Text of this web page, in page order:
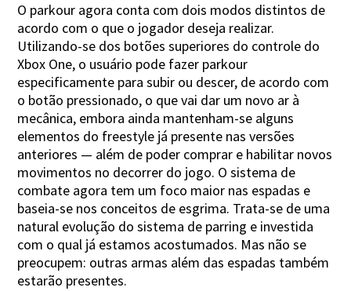
O parkour agora conta com dois modos distintos de
acordo com o que o jogador deseja realizar.
Utilizando-se dos botões superiores do controle do
Xbox One, o usuário pode fazer parkour
especificamente para subir ou descer, de acordo com
o botão pressionado, o que vai dar um novo ar à
mecânica, embora ainda mantenham-se alguns
elementos do freestyle já presente nas versões
anteriores — além de poder comprar e habilitar novos
movimentos no decorrer do jogo. O sistema de
combate agora tem um foco maior nas espadas e
baseia-se nos conceitos de esgrima. Trata-se de uma
natural evolução do sistema de parring e investida
com o qual já estamos acostumados. Mas não se
preocupem: outras armas além das espadas também
estarão presentes.